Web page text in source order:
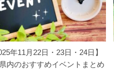
年11月22日・23日・24日】
内のおすすめイベントまとめ